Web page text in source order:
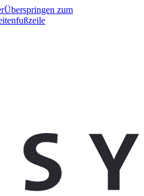
Überspringen zum